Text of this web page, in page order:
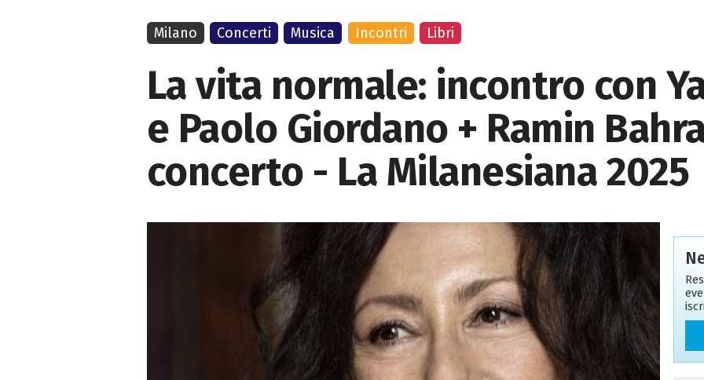
La vita normale: incontro con
e Paolo Giordano + Ramin
concerto - La Milanesiana 2025
Milano Concerti Musica Incontri Libri